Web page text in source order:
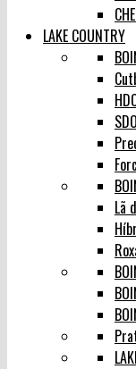
LAKE COUNTRY
SDO
Lã